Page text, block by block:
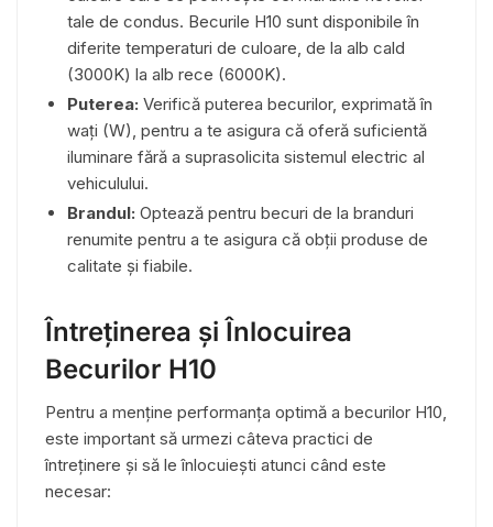
tale de condus. Becurile H10 sunt disponibile în
diferite temperaturi de culoare, de la alb cald
(3000K) la alb rece (6000K).
Puterea: Verifică puterea becurilor, exprimată în
wați (W), pentru a te asigura că oferă suficientă
iluminare fără a suprasolicita sistemul electric al
vehiculului.
Brandul: Optează pentru becuri de la branduri
renumite pentru a te asigura că obții produse de
calitate și fiabile.
Întreținerea și Înlocuirea
Becurilor H10
Pentru a menține performanța optimă a becurilor H10,
este important să urmezi câteva practici de
întreținere și să le înlocuiești atunci când este
necesar: